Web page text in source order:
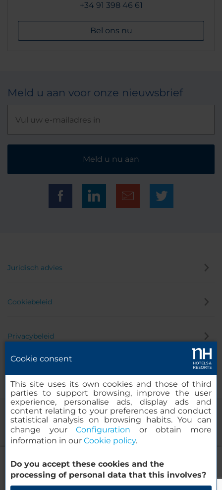
NH Luz Huelva
+34 91 398 46 61
Bel ons nu
Meld u aan voor onze nieuwsbrief
Meld u nu aan
Juridisch advies
Cookiebeleid
Privacybeleid
© 2000-2026 MINOR HOTELS EUROPE & AMERICAS Santa Engracia
120. 28003 Madrid, Spanje
Cookie consent
This site uses its own cookies and those of third
parties to support browsing, improve the user
experience, personalise ads, display ads and
content relating to your preferences and conduct
statistical analysis on browsing habits. You can
change yourConfiguration or obtain more
information in our Cookie policy.
Do you accept these cookies and the
processing of personal data that this involves?